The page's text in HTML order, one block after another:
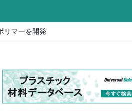
リマーを開発